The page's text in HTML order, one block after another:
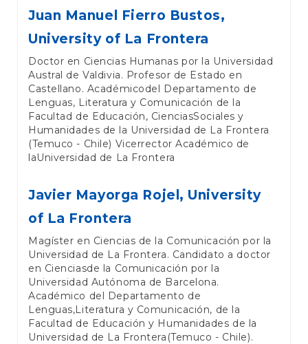
Juan Manuel Fierro Bustos,
University of La Frontera
Doctor en Ciencias Humanas por la Universidad
Austral de Valdivia. Profesor de Estado en
Castellano. Académicodel Departamento de
Lenguas, Literatura y Comunicación de la
Facultad de Educación, CienciasSociales y
Humanidades de la Universidad de La Frontera
(Temuco - Chile) Vicerrector Académico de
laUniversidad de La Frontera
Javier Mayorga Rojel, University
of La Frontera
Magíster en Ciencias de la Comunicación por la
Universidad de La Frontera. Candidato a doctor
en Cienciasde la Comunicación por la
Universidad Autónoma de Barcelona.
Académico del Departamento de
Lenguas,Literatura y Comunicación, de la
Facultad de Educación y Humanidades de la
Universidad de La Frontera(Temuco - Chile).